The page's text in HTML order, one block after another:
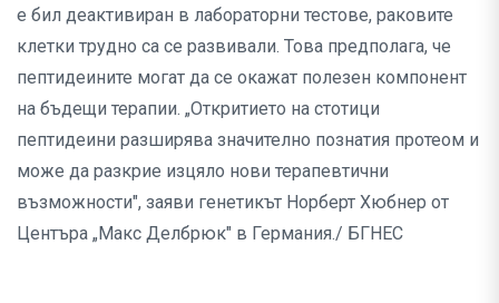
е бил деактивиран в лабораторни тестове, раковите
клетки трудно са се развивали. Това предполага, че
пептидеините могат да се окажат полезен компонент
на бъдещи терапии. „Откритието на стотици
пептидеини разширява значително познатия протеом и
може да разкрие изцяло нови терапевтични
възможности", заяви генетикът Норберт Хюбнер от
Центъра „Макс Делбрюк" в Германия./ БГНЕС